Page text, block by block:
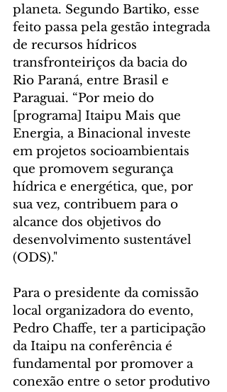
planeta. Segundo Bartiko, esse
feito passa pela gestão integrada
de recursos hídricos
transfronteiriços da bacia do
Rio Paraná, entre Brasil e
Paraguai. “Por meio do
[programa] Itaipu Mais que
Energia, a Binacional investe
em projetos socioambientais
que promovem segurança
hídrica e energética, que, por
sua vez, contribuem para o
alcance dos objetivos do
desenvolvimento sustentável
(ODS)."
Para o presidente da comissão
local organizadora do evento,
Pedro Chaffe, ter a participação
da Itaipu na conferência é
fundamental por promover a
conexão entre o setor produtivo